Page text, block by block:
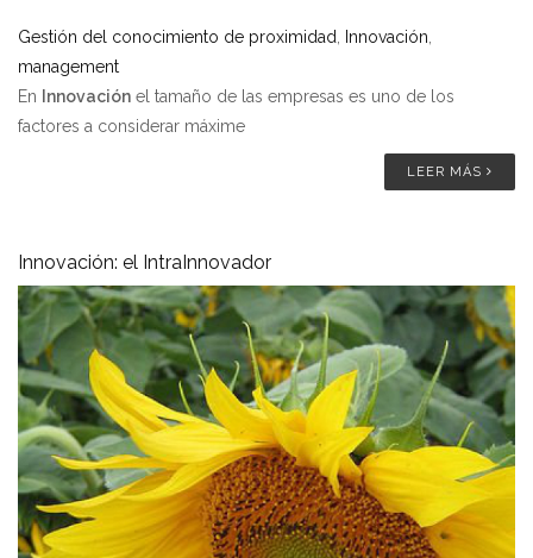
Gestión del conocimiento de proximidad Innovación
management
En
Innovación el tamaño de las empresas es uno de los
factores a considerar máxime
LEER MÁS
Innovación: el IntraInnovador